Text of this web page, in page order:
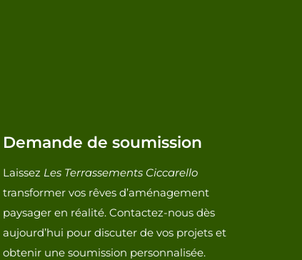
Demande de soumission
Laissez Les Terrassements Ciccarello
transformer vos rêves d’aménagement
paysager en réalité. Contactez-nous dès
aujourd’hui pour discuter de vos projets et
obtenir une soumission personnalisée.